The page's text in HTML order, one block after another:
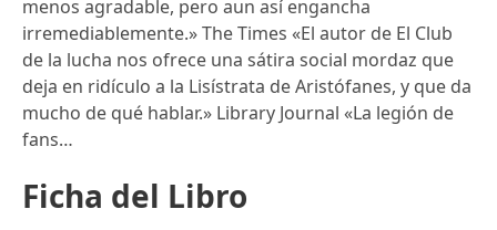
menos agradable, pero aun así engancha
irremediablemente.» The Times «El autor de El Club
de la lucha nos ofrece una sátira social mordaz que
deja en ridículo a la Lisístrata de Aristófanes, y que da
mucho de qué hablar.» Library Journal «La legión de
fans…
Ficha del Libro